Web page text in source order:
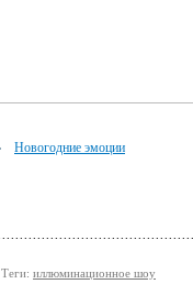
Новогодние эмоции
Теги: иллюминационное шоу